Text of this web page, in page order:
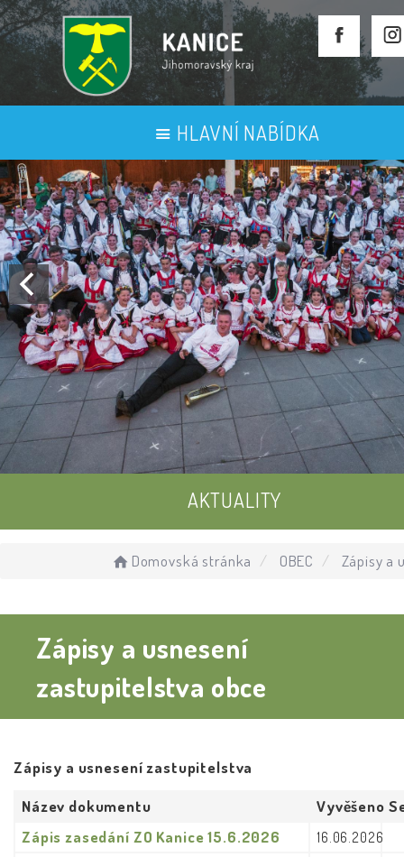
HLAVNÍ NABÍDKA
AKTUALITY
UDÁLOSTI
ÚŘEDNÍ DESKA
Domovská stránka OBEC Zápisy a
Zápisy a usnesení
zastupitelstva obce
Zápisy a usnesení zastupitelstva
Název dokumentu Vyvěšeno
Zápis zasedání ZO Kanice 15.6.2026
16.06.2026